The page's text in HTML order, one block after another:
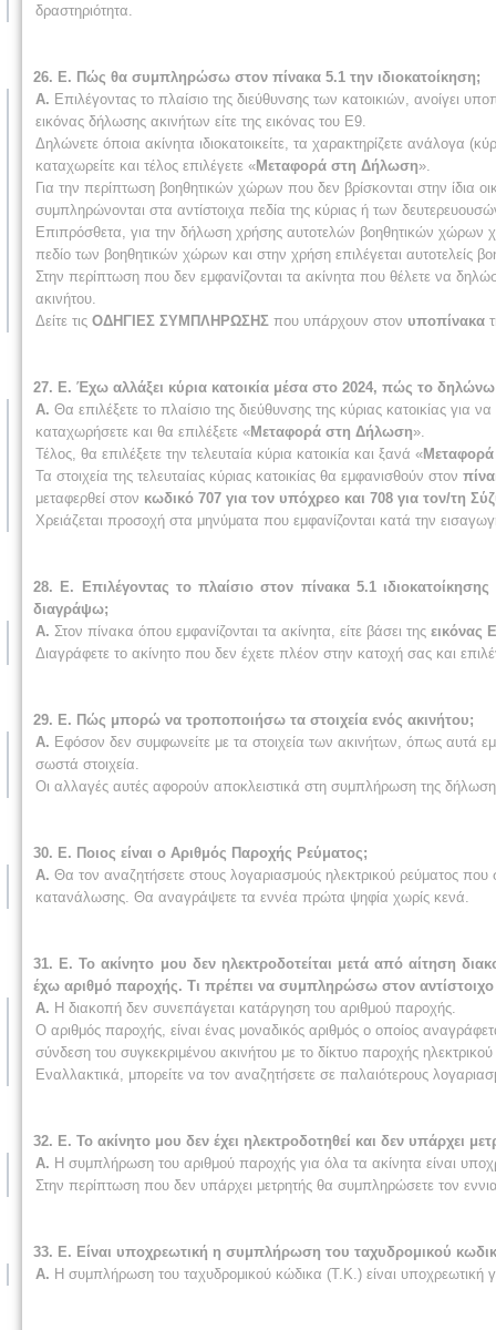
δραστηριότητα.
26. Ε. Πώς θα συμπληρώσω στον πίνακα 5.1 την ιδιοκατοίκηση;
Α. Επιλέγοντας το πλαίσιο της διεύθυνσης των κατοικιών, ανοίγει
εικόνας δήλωσης ακινήτων είτε της εικόνας του Ε9.
Δηλώνετε όποια ακίνητα ιδιοκατοικείτε, τα χαρακτηρίζετε ανάλογα
καταχωρείτε και τέλος επιλέγετε «Μεταφορά στη Δήλωση».
Για την περίπτωση βοηθητικών χώρων που δεν βρίσκονται στην ίδια
συμπληρώνονται στα αντίστοιχα πεδία της κύριας ή των
Επιπρόσθετα, για την δήλωση χρήσης αυτοτελών βοηθητικών χώρων
πεδίο των βοηθητικών χώρων και στην χρήση επιλέγεται αυτοτελείς
Στην περίπτωση που δεν εμφανίζονται τα ακίνητα που θέλετε να
ακινήτου.
Δείτε τις ΟΔΗΓΙΕΣ ΣΥΜΠΛΗΡΩΣΗΣ που υπάρχουν στον υποπίνακα
27. Ε. Έχω αλλάξει κύρια κατοικία μέσα στο 2024, πώς το
Α. Θα επιλέξετε το πλαίσιο της διεύθυνσης της κύριας κατοικίας για
καταχωρήσετε και θα επιλέξετε «Μεταφορά στη Δήλωση».
Τέλος, θα επιλέξετε την τελευταία κύρια κατοικία και ξανά «
Τα στοιχεία της τελευταίας κύριας κατοικίας θα εμφανισθούν στον
μεταφερθεί στον κωδικό 707 για τον υπόχρεο και 708 για τον/τη
Χρειάζεται προσοχή στα μηνύματα που εμφανίζονται κατά την
28. Ε. Επιλέγοντας το πλαίσιο στον πίνακα 5.1
διαγράψω;
Α. Στον πίνακα όπου εμφανίζονται τα ακίνητα, είτε βάσει της εικόνας
Διαγράφετε το ακίνητο που δεν έχετε πλέον στην κατοχή σας και
29. Ε. Πώς μπορώ να τροποποιήσω τα στοιχεία ενός ακινήτου;
Α. Εφόσον δεν συμφωνείτε με τα στοιχεία των ακινήτων, όπως αυτά
σωστά στοιχεία.
Οι αλλαγές αυτές αφορούν αποκλειστικά στη συμπλήρωση της
30. Ε. Ποιος είναι ο Αριθμός Παροχής Ρεύματος;
Α. Θα τον αναζητήσετε στους λογαριασμούς ηλεκτρικού ρεύματος
κατανάλωσης. Θα αναγράψετε τα εννέα πρώτα ψηφία χωρίς κενά.
31. Ε. Το ακίνητο μου δεν ηλεκτροδοτείται μετά από αίτηση
έχω αριθμό παροχής. Τι πρέπει να συμπληρώσω στον
Α. Η διακοπή δεν συνεπάγεται κατάργηση του αριθμού παροχής.
Ο αριθμός παροχής, είναι ένας μοναδικός αριθμός ο οποίος
σύνδεση του συγκεκριμένου ακινήτου με το δίκτυο παροχής
Εναλλακτικά, μπορείτε να τον αναζητήσετε σε παλαιότερους
32. Ε. Το ακίνητο μου δεν έχει ηλεκτροδοτηθεί και δεν υπάρχει
Α. Η συμπλήρωση του αριθμού παροχής για όλα τα ακίνητα είναι
Στην περίπτωση που δεν υπάρχει μετρητής θα συμπληρώσετε τον
33. Ε. Είναι υποχρεωτική η συμπλήρωση του ταχυδρομικού
Α. Η συμπλήρωση του ταχυδρομικού κώδικα (Τ.Κ.) είναι υποχρεωτική